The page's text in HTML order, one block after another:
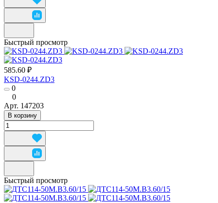
Быстрый просмотр
585.60 ₽
KSD-0244.ZD3
0
0
Арт. 147203
В корзину
Быстрый просмотр